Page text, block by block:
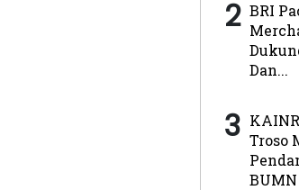
2 BRI
Dan...
3 Troso
BUMN